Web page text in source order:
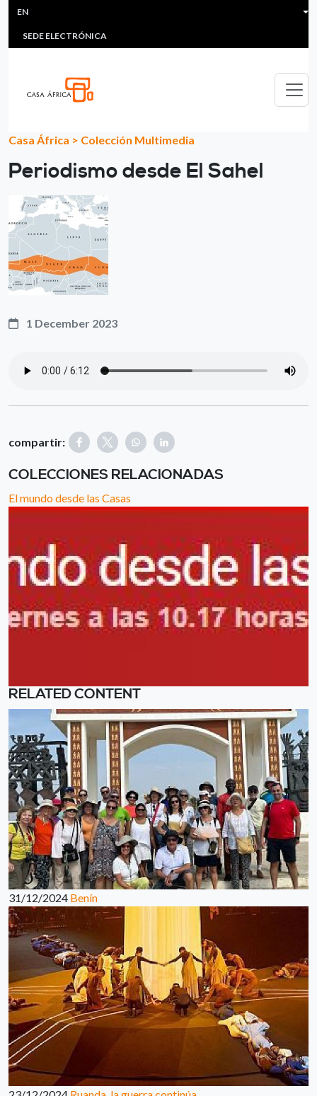
Skip to main content
HEADER MENU
MULTIMEDIA
SEDE ELECTRÓNICA
EN
Casa África > Colección Multimedia
Periodismo desde El Sahel
1 December 2023
compartir:
COLECCIONES RELACIONADAS
El mundo desde las Casas
RELATED CONTENT
31/12/2024 Benín